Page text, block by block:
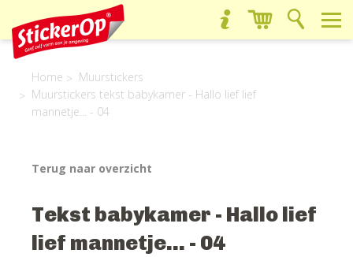
Home
Muurstickers
Muurstickers tekst babykamer - Hallo lief lief
mannetje... - 04
Terug naar overzicht
Tekst babykamer - Hallo lief
lief mannetje... - 04